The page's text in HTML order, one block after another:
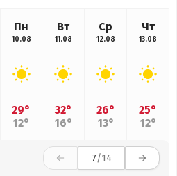
Пн
10.08
29°
12°
Вт
11.08
32°
16°
Ср
12.08
26°
13°
Чт
13.08
25°
12°
7/14